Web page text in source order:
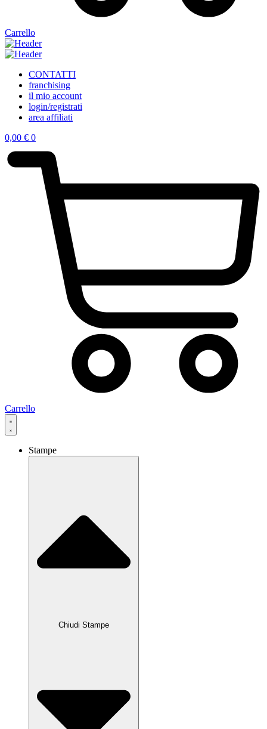
Carrello
CONTATTI
franchising
il mio account
login/registrati
area affiliati
0,00 € 0
Carrello
Stampe
Chiudi Stampe